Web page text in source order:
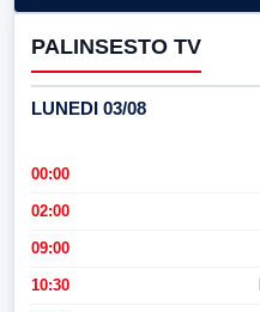
PALINSESTO TV
LUNEDI 03/08
00:00
02:00
09:00
10:30